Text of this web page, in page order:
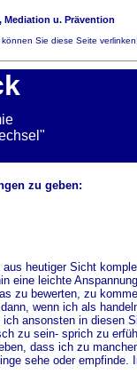
Mediation u. Prävention
Sie diese Seite verlinken!
zu geben:
heutiger Sicht
eine leichte
zu bewerten, zu
wenn ich als
ansonsten in diesen
zu sein- sprich zu
dass ich zu
sehe oder empfinde.